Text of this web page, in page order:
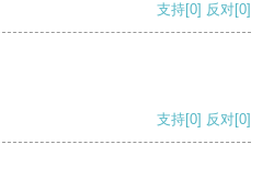
支持[0] 反对[0]
支持[0] 反对[0]